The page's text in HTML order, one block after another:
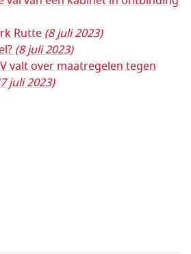
Rutte(8 juli 2023)
(8 juli 2023)
valt over maatregelen tegen
juli 2023)